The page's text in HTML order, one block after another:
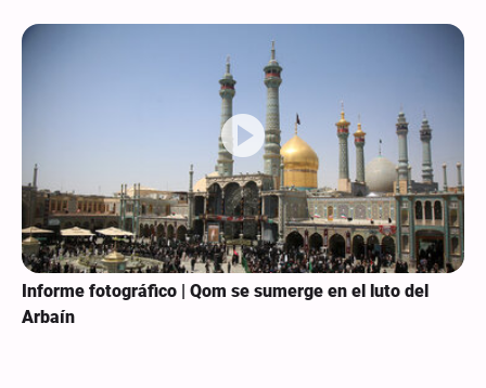
Informe fotográfico | Qom se sumerge en el luto del
Arbaín